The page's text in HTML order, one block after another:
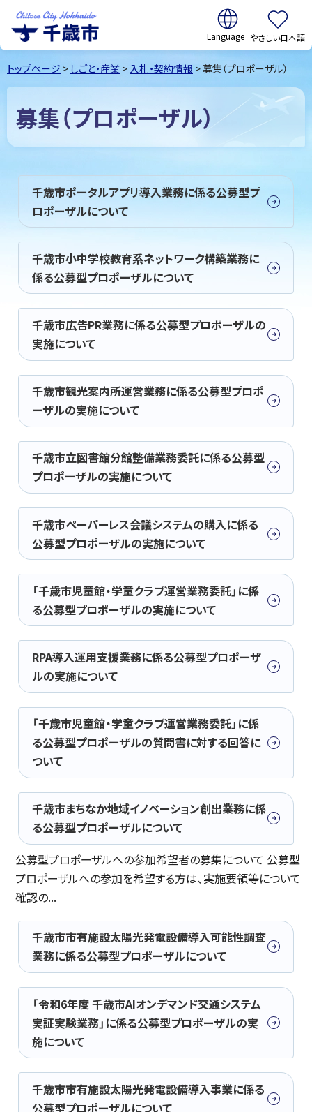
千歳市Chitose
City Hokkaido
翻訳:
やさしい日本語
トップページ > しごと・産業 >入札・契約情報 > 募集（プロポーザル）
募集（プロポーザル）
千歳市ポータルアプリ導入業務に係る公募型プ
ロポーザルについて
千歳市小中学校教育系ネットワーク構築業務に
係る公募型プロポーザルについて
千歳市広告PR業務に係る公募型プロポーザルの
実施について
千歳市観光案内所運営業務に係る公募型プロポ
ーザルの実施について
千歳市立図書館分館整備業務委託に係る公募型
プロポーザルの実施について
千歳市ペーパーレス会議システムの購入に係る
公募型プロポーザルの実施について
「千歳市児童館・学童クラブ運営業務委託」に係
る公募型プロポーザルの実施について
RPA導入運用支援業務に係る公募型プロポーザ
ルの実施について
「千歳市児童館・学童クラブ運営業務委託」に係
る公募型プロポーザルの質問書に対する回答に
ついて
千歳市まちなか地域イノベーション創出業務に係
る公募型プロポーザルについて
公募型プロポーザルへの参加希望者の募集について 公募型
プロポーザルへの参加を希望する方は、実施要領等について
確認の...
千歳市市有施設太陽光発電設備導入可能性調査
業務に係る公募型プロポーザルについて
「令和6年度 千歳市AIオンデマンド交通システム
実証実験業務」に係る公募型プロポーザルの実
施について
千歳市市有施設太陽光発電設備導入事業に係る
公募型プロポーザルについて